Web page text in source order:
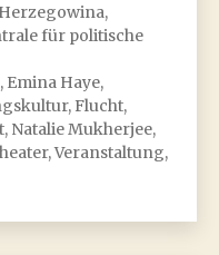
,
für politische
, Emina Haye,
, Flucht,
, Natalie Mukherjee,
,Veranstaltung,